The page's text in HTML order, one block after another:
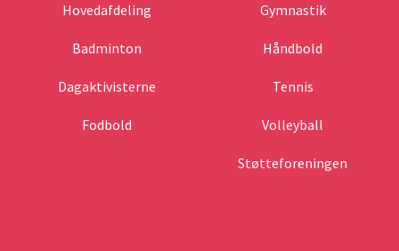
Hovedafdeling
Badminton
Dagaktivisterne
Fodbold
Gymnastik
Håndbold
Tennis
Volleyball
Støtteforeningen